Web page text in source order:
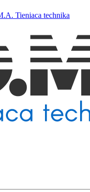
Tieniaca technika